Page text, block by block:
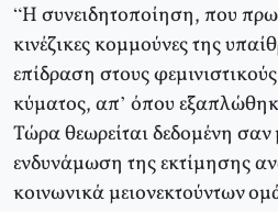
“Η συνειδητοποίηση, που
κινέζικες κομμούνες της
επίδραση στους
κύματος, απ’ όπου
Τώρα θεωρείται δεδομένη σαν
ενδυνάμωση της εκτίμησης
κοινωνικά μειονεκτούντων